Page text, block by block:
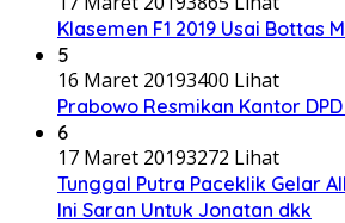
Klasemen F1 2019 Usai Bottas
5
16 Maret 20193400 Lihat
Prabowo Resmikan Kantor
6
17 Maret 20193272 Lihat
Tunggal Putra Paceklik Gelar
Ini Saran Untuk Jonatan dkk